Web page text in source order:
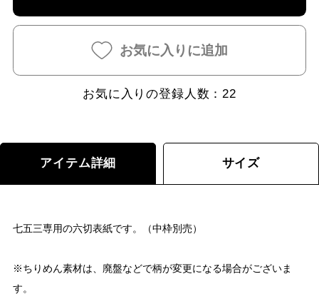
お気に入りに追加
お気に入りの登録人数：22
アイテム詳細 サイズ
七五三専用の六切表紙です。（中枠別売）
※ちりめん素材は、廃盤などで柄が変更になる場合がございま
す。